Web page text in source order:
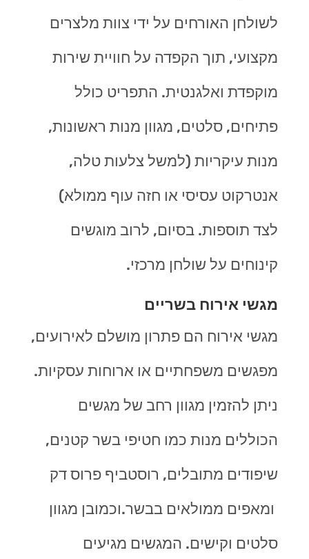
לשולחן האורחים על ידי צוות מלצרים
מקצועי, תוך הקפדה על חוויית שירות
מוקפדת ואלגנטית. התפריט כולל
פתיחים, סלטים, מגוון מנות ראשונות,
מנות עיקריות (למשל צלעות טלה,
אנטרקוט עסיסי או חזה עוף ממולא)
לצד תוספות. בסיום, לרוב מוגשים
קינוחים על שולחן מרכזי.
מגשי אירוח בשריים
מגשי אירוח הם פתרון מושלם לאירועים,
מפגשים משפחתיים או ארוחות עסקיות.
ניתן להזמין מגוון רחב של מגשים
הכוללים מנות כמו חטיפי בשר קטנים,
שיפודים מתובלים, רוסטביף פרוס דק
ומאפים ממולאים בבשר.וכמובן מגוון
סלטים וקישים. המגשים מגיעים